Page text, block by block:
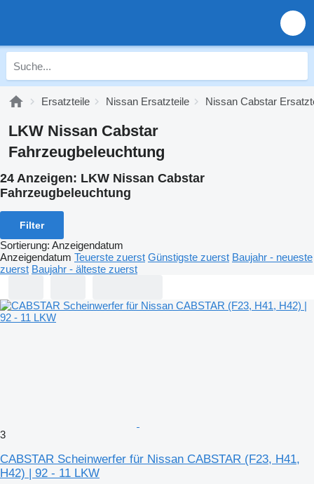
Ersatzteile Nissan Ersatzteile Nissan Cabstar
LKW Nissan Cabstar
Fahrzeugbeleuchtung
24 Anzeigen: LKW Nissan Cabstar
Fahrzeugbeleuchtung
Filter
Sortierung: Anzeigendatum
Anzeigendatum Teuerste zuerst Günstigste zuerst Baujahr - neueste
zuerst Baujahr - älteste zuerst
3
CABSTAR Scheinwerfer für Nissan CABSTAR (F23, H41,
H42) | 92 - 11 LKW